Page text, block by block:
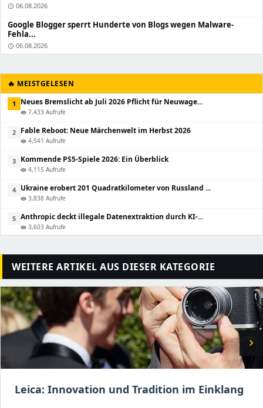
schedule 06.08.2026
Google Blogger sperrt Hunderte von Blogs wegen Malware-
Fehla...
schedule 06.08.2026
🔥 MEISTGELESEN
1 Neues Bremslicht ab Juli 2026 Pflicht für Neuwage...
visibility 7,433 Aufrufe
2 Fable Reboot: Neue Märchenwelt im Herbst 2026
visibility 4,541 Aufrufe
3 Kommende PS5-Spiele 2026: Ein Überblick
visibility 4,115 Aufrufe
4 Ukraine erobert 201 Quadratkilometer von Russland ...
visibility 3,838 Aufrufe
5 Anthropic deckt illegale Datenextraktion durch KI-...
visibility 3,603 Aufrufe
WEITERE ARTIKEL AUS DIESER KATEGORIE
chevron_right
Leica: Innovation und Tradition im Einklang